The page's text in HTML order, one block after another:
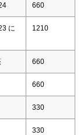
660
に
1210
660
660
330
330